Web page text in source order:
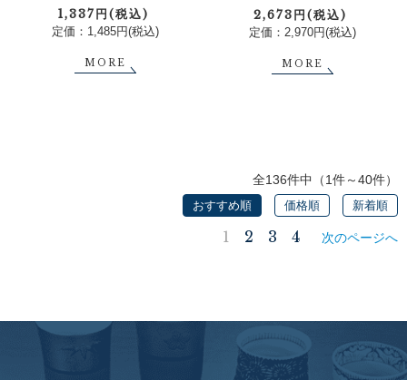
1,337円(税込)
定価：1,485円(税込)
MORE
2,673円(税込)
定価：2,970円(税込)
MORE
全136件中（1件～40件）
おすすめ順 価格順 新着順
1 2 3 4 次のページへ